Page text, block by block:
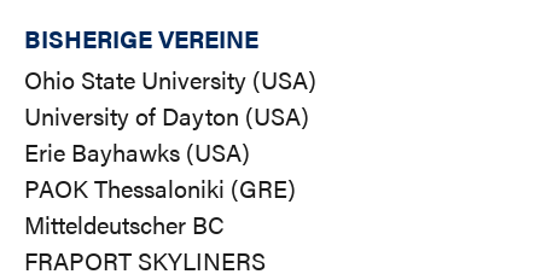
BISHERIGE VEREINE
Ohio State University (USA)
University of Dayton (USA)
Erie Bayhawks (USA)
PAOK Thessaloniki (GRE)
Mitteldeutscher BC
FRAPORT SKYLINERS